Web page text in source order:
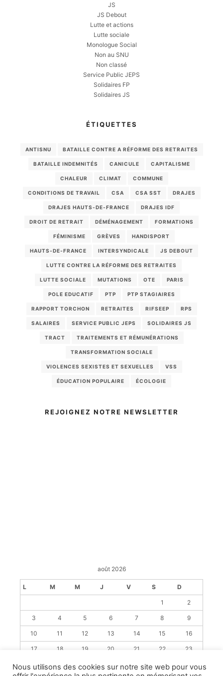
JS
JS Debout
Lutte et actions
Lutte sociale
Monologue Social
Non au SNU
Non classé
Service Public JEPS
Solidaires FP
Solidaires JS
ÉTIQUETTES
ANTISNU BATAILLE CONTRE A RÉFORME DES RETRAITES
BATAILLE INDEMNITÉS CANICULE CAPITALISME
CHALEUR CLIMAT COMMUNE
CONDITIONS DE TRAVAIL CSA CSA SST DRAJES
DRAJES HAUTS-DE-FRANCE DRAJES IDF
DROIT DE RETRAIT DÉMÉNAGEMENT FORMATIONS
FÉMINISME GRÈVES HANDISPORT
HAUTS-DE-FRANCE INTERSYNDICALE JS DEBOUT
LUTTE CONTRE LA RÉFORME DES RETRAITES
LUTTE SOCIALE MUTATIONS OTE PARIS
POLE EDUCATIF PTP PTP STAGIAIRES
RAPPORT TORCHON RETRAITES RIFSEEP RPS
SALAIRES SERVICE PUBLIC JEPS SOLIDAIRES JS
TRACT TRAITEMENTS ET RÉMUNÉRATIONS
TRANSFORMATION SOCIALE
VIOLENCES SEXISTES ET SEXUELLES VSS
ÉDUCATION POPULAIRE ÉCOLOGIE
REJOIGNEZ NOTRE NEWSLETTER
août 2026
L M M J V S D
1 2
3 4 5 6 7 8 9
10 11 12 13 14 15 16
17 18 19 20 21 22 23
24 25 26 27 28 29 30
Nous utilisons des cookies sur notre site web pour vous